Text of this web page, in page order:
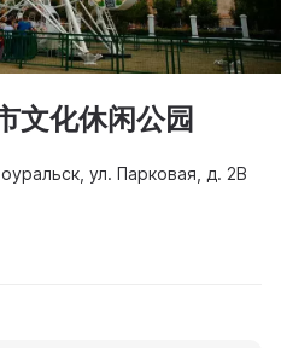
文化休闲公园
ул. Парковая, д. 2В